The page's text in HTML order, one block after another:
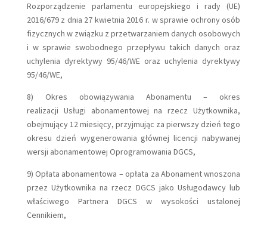
Rozporządzenie parlamentu europejskiego i rady (UE)
2016/679 z dnia 27 kwietnia 2016 r. w sprawie ochrony osób
fizycznych w związku z przetwarzaniem danych osobowych
i w sprawie swobodnego przepływu takich danych oraz
uchylenia dyrektywy 95/46/WE oraz uchylenia dyrektywy
95/46/WE,
8) Okres obowiązywania Abonamentu – okres
realizacji Usługi abonamentowej na rzecz Użytkownika,
obejmujący 12 miesięcy, przyjmując za pierwszy dzień tego
okresu dzień wygenerowania głównej licencji nabywanej
wersji abonamentowej Oprogramowania DGCS,
9) Opłata abonamentowa – opłata za Abonament wnoszona
przez Użytkownika na rzecz DGCS jako Usługodawcy lub
właściwego Partnera DGCS w wysokości ustalonej
Cennikiem,